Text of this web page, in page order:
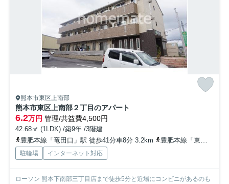
熊本市東区上南部
熊本市東区上南部２丁目のアパート
6.2万円 管理/共益費4,500円
42.68㎡ (1LDK) /築9年 /3階建
豊肥本線「竜田口」駅 徒歩41分車8分 3.2km
豊肥本線「東海学園前」駅 徒歩43分車17分
駐輪場 インターネット対応
ローソン 熊本下南部三丁目店まで徒歩5分と近場にコンビニがあるのも